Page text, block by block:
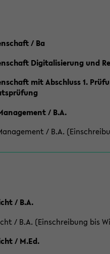
/ Ba
Digitalisierung und
mit Abschluss 1.
/ B.A.
/ B.A.
/ B.A.
/ B.A. (Einschreibung bis
/ M.Ed.